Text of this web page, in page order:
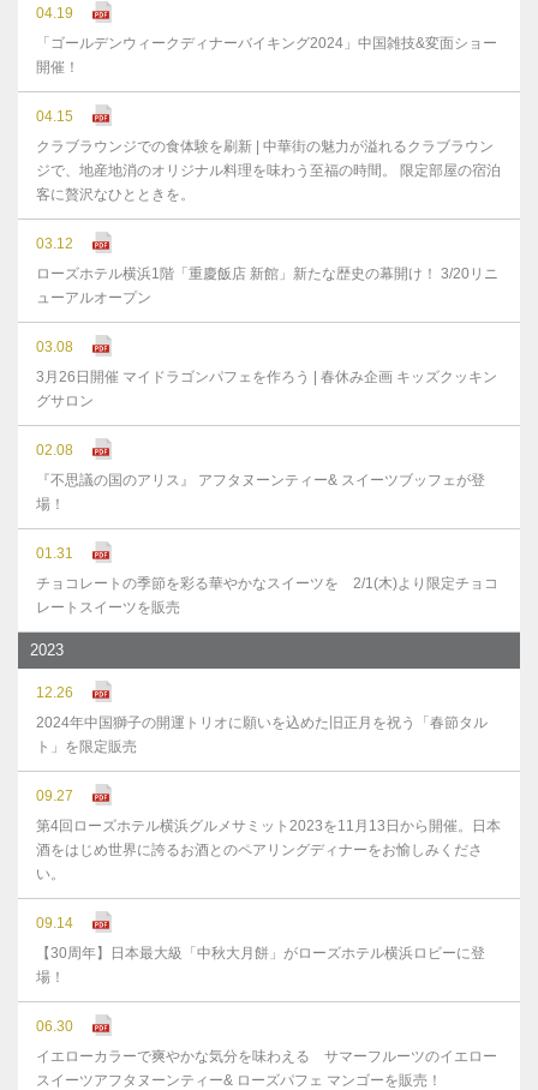
04.19
「ゴールデンウィークディナーバイキング2024」中国雑技&変面ショー
開催！
04.15
クラブラウンジでの食体験を刷新 | 中華街の魅力が溢れるクラブラウン
ジで、地産地消のオリジナル料理を味わう至福の時間。 限定部屋の宿泊
客に贅沢なひとときを。
03.12
ローズホテル横浜1階「重慶飯店 新館」新たな歴史の幕開け！ 3/20リニ
ューアルオープン
03.08
3月26日開催 マイドラゴンパフェを作ろう | 春休み企画 キッズクッキン
グサロン
02.08
『不思議の国のアリス』 アフタヌーンティー& スイーツブッフェが登
場！
01.31
チョコレートの季節を彩る華やかなスイーツを 2/1(木)より限定チョコ
レートスイーツを販売
2023
12.26
2024年中国獅子の開運トリオに願いを込めた旧正月を祝う「春節タル
ト」を限定販売
09.27
第4回ローズホテル横浜グルメサミット2023を11月13日から開催。日本
酒をはじめ世界に誇るお酒とのペアリングディナーをお愉しみくださ
い。
09.14
【30周年】日本最大級「中秋大月餅」がローズホテル横浜ロビーに登
場！
06.30
イエローカラーで爽やかな気分を味わえる サマーフルーツのイエロー
スイーツアフタヌーンティー& ローズパフェ マンゴーを販売！